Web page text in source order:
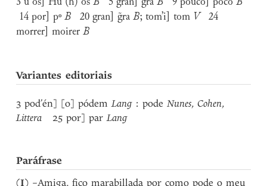
3 u os] Hu (h) osB 5 gran] g̃raB 9 pouco] pōcoB
14 por] pºB 20 gran] g̃raB; tom’i] tom V 24
morrer] moirerB
Variantes editoriais
3 pod’én] [o] pódemLang : podeNunes,Cohen,
Littera 25 por] parLang
Paráfrase
(I) –Amiga, fico marabillada por como pode o meu